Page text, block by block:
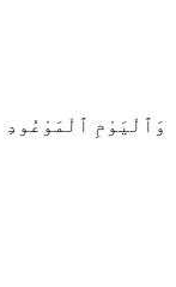
وَٱلْيَوْمِ ٱلْمَوْعُودِ